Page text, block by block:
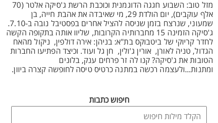
מזל טוב: השבוע חגגה הדוגמנית וכוכבת הרשת ג'סיקה אלטר (70
אלף עוקבים), יום הולדת 29, מי שאיבדה את אהבת חייה, בן
שמעוני, שנרצח בזמן שניסה להציל אחרים בפסטיבל נובה ב-7.10.
ג'סיקה הזמינה 15 מחברותיה הקרובות, שליוו אותה בתקופה הקשה
לחדר קריוקי של ביטבוקס בת"א: בניהן: אירה דולפין, ניקול מהאח
הגדול, טניה לאורן, אורין ג'ולין, חן גל ועוד. וכיצד הפתיעו החברות
הטובות את ג'סיקה? קנו לה זר פרחים ענק, בלונים
ומתנות...ולעצמה רכשה במתנה כרטיס טיסה לחופשה קצרה ביוון.
חיפוש כתבות